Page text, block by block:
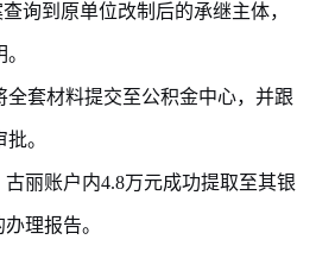
询到原单位改制后的承继主体，
全套材料提交至公积金中心，并跟
。
丽账户内4.8万元成功提取至其银
理报告。